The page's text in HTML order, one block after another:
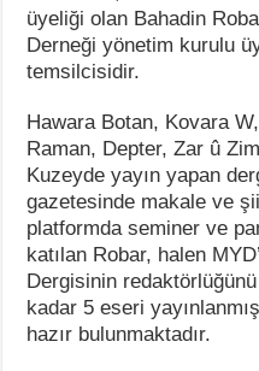
üyeliği olan Bahadin
Derneği yönetim kurulu
temsilcisidir.
Hawara Botan, Kovara
Raman, Depter, Zar û
Kuzeyde yayın yapan
gazetesinde makale ve
platformda seminer ve
katılan Robar, halen
Dergisinin
kadar 5 eseri
hazır bulunmaktadır.